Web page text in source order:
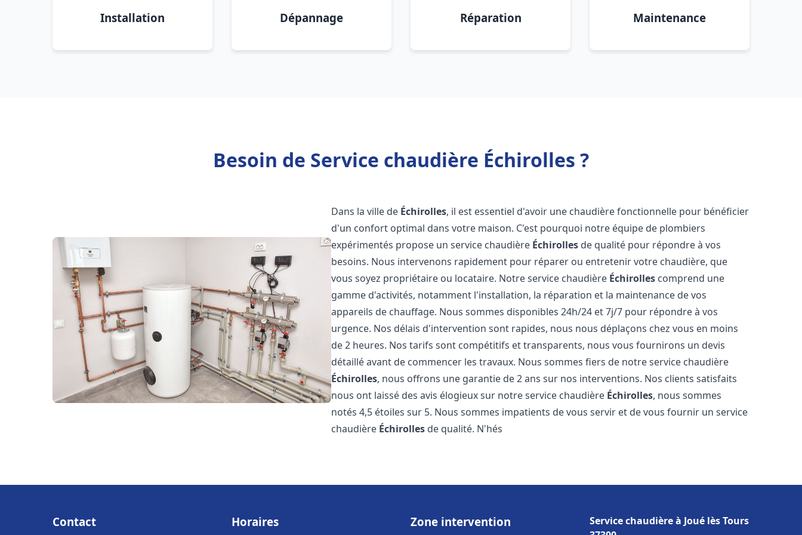
Installation Dépannage Réparation Maintenance
Besoin de Service chaudière Échirolles ?
Dans la ville de Échirolles, il est essentiel d'avoir une chaudière fonctionnelle pour bénéficier
d'un confort optimal dans votre maison. C'est pourquoi notre équipe de plombiers
expérimentés propose un service chaudière Échirolles de qualité pour répondre à vos
besoins. Nous intervenons rapidement pour réparer ou entretenir votre chaudière, que
vous soyez propriétaire ou locataire. Notre service chaudière Échirolles comprend une
gamme d'activités, notamment l'installation, la réparation et la maintenance de vos
appareils de chauffage. Nous sommes disponibles 24h/24 et 7j/7 pour répondre à vos
urgence. Nos délais d'intervention sont rapides, nous nous déplaçons chez vous en moins
de 2 heures. Nos tarifs sont compétitifs et transparents, nous vous fournirons un devis
détaillé avant de commencer les travaux. Nous sommes fiers de notre service chaudière
Échirolles, nous offrons une garantie de 2 ans sur nos interventions. Nos clients satisfaits
nous ont laissé des avis élogieux sur notre service chaudière Échirolles, nous sommes
notés 4,5 étoiles sur 5. Nous sommes impatients de vous servir et de vous fournir un service
chaudière Échirolles de qualité. N'hés
Contact Horaires Zone intervention
Service chaudière à Joué lès Tours